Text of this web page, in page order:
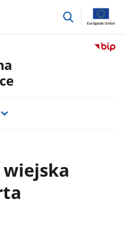
przejdź
Przejdź